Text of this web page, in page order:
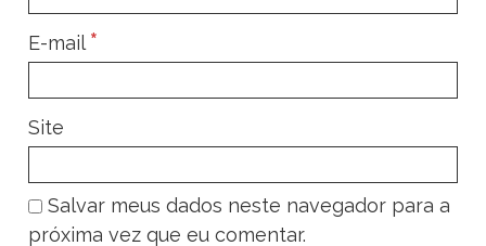
E-mail *
Site
Salvar meus dados neste navegador para a
próxima vez que eu comentar.